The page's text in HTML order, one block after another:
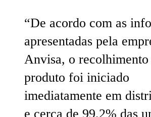
“De acordo com as
apresentadas pela
Anvisa, o recolhimento
produto foi iniciado
imediatamente em
e cerca de 99,2% das